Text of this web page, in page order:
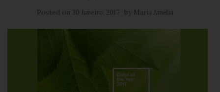
Posted on 30 Janeiro, 2017 by Maria Amélia